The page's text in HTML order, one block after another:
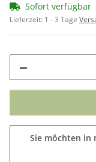
Sofort verfügbar
Lieferzeit: 1 - 3 Tage
Sie möchten in